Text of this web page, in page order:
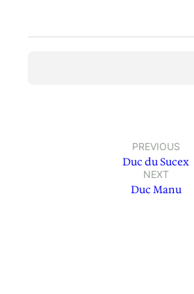
PREVIOUS
Duc du Sucex
NEXT
Duc Manu